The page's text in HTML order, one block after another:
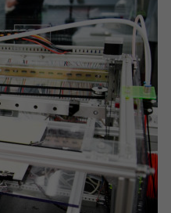
Technologien auf unserer Website.
helfen, diese Website und Ihre
können verarbeitet werden (z. B.
oder Anzeigen- und
Ihrer Daten finden Sie in
verwendeten Cookies. Sie
oder sich weitere
auswählen.